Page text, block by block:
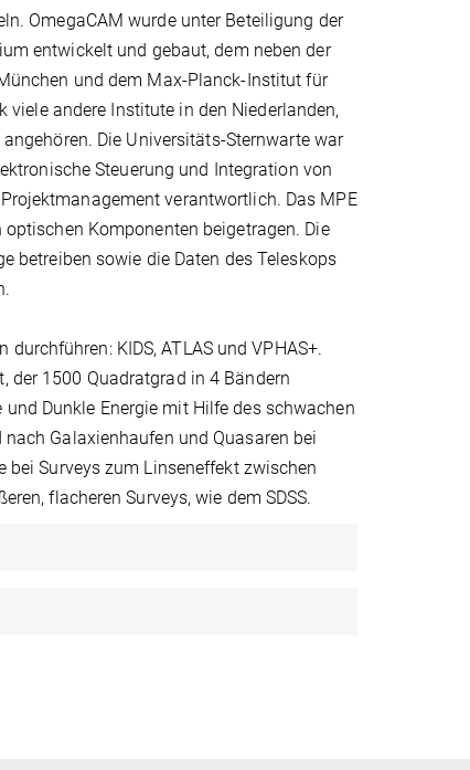
OmegaCAM wurde unter Beteiligung der
entwickelt und gebaut, dem neben der
und dem Max-Planck-Institut für
viele andere Institute in den Niederlanden,
Die Universitäts-Sternwarte war
Steuerung und Integration von
verantwortlich. Das MPE
Komponenten beigetragen. Die
betreiben sowie die Daten des Teleskops
KIDS, ATLAS und VPHAS+.
der 1500 Quadratgrad in 4 Bändern
Dunkle Energie mit Hilfe des schwachen
Galaxienhaufen und Quasaren bei
bei Surveys zum Linseneffekt zwischen
flacheren Surveys, wie dem SDSS.